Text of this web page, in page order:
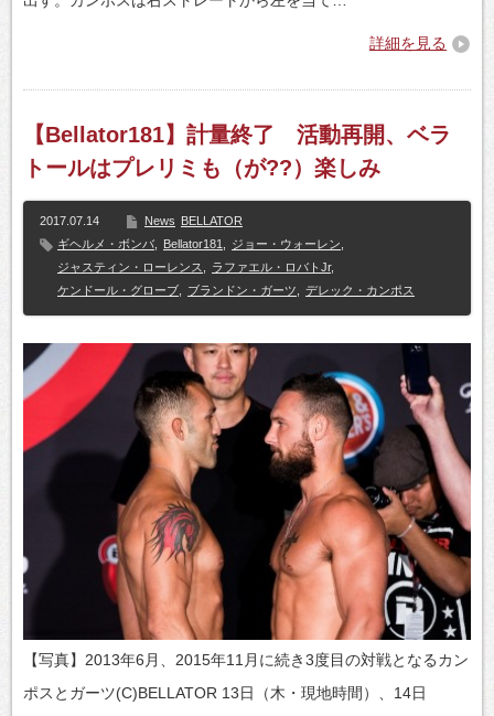
詳細を見る
【Bellator181】計量終了 活動再開、ベラ
トールはプレリミも（が??）楽しみ
2017.07.14 News BELLATOR
ギヘルメ・ボンバ
Bellator181 ジョー・ウォーレン
ジャスティン・ローレンス
ラファエル・ロバトJr,
ケンドール・グローブ
ブランドン・ガーツ デレック・カンポス
【写真】2013年6月、2015年11月に続き3度目の対戦となるカン
ポスとガーツ(C)BELLATOR 13日（木・現地時間）、14日